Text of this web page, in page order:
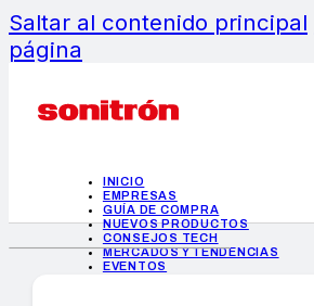
Saltar al contenido principal
página
INICIO
EMPRESAS
GUÍA DE COMPRA
NUEVOS PRODUCTOS
CONSEJOS TECH
MERCADOS Y TENDENCIAS
EVENTOS